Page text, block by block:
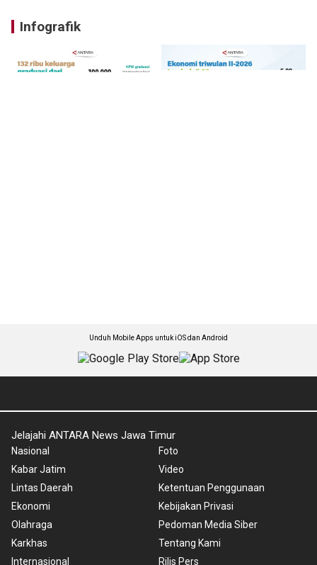
Infografik
Unduh Mobile Apps untuk iOS dan Android
Jelajahi ANTARA News Jawa Timur
Nasional
Kabar Jatim
Lintas Daerah
Ekonomi
Olahraga
Karkhas
Internasional
Foto
Video
Ketentuan Penggunaan
Kebijakan Privasi
Pedoman Media Siber
Tentang Kami
Rilis Pers